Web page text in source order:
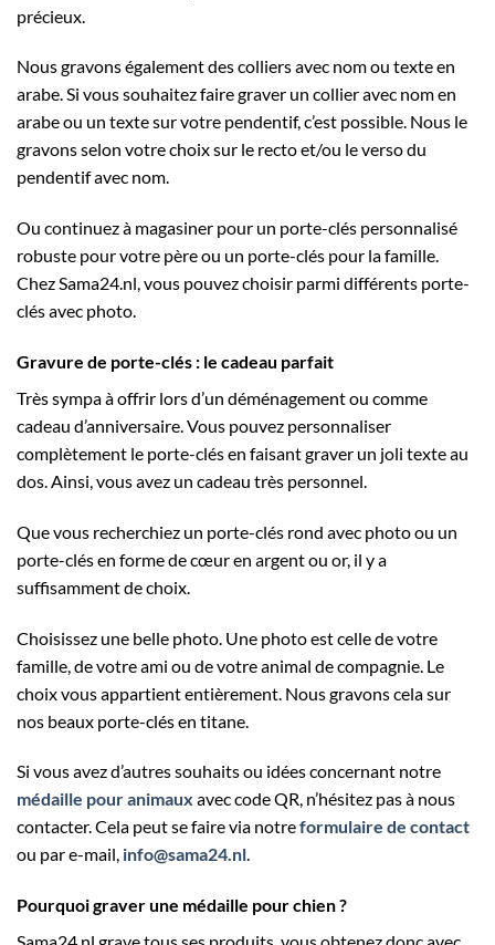
précieux.
Nous gravons également des colliers avec nom ou texte en
arabe. Si vous souhaitez faire graver un collier avec nom en
arabe ou un texte sur votre pendentif, c’est possible. Nous le
gravons selon votre choix sur le recto et/ou le verso du
pendentif avec nom.
Ou continuez à magasiner pour un porte-clés personnalisé
robuste pour votre père ou un porte-clés pour la famille.
Chez Sama24.nl, vous pouvez choisir parmi différents porte-
clés avec photo.
Gravure de porte-clés : le cadeau parfait
Très sympa à offrir lors d’un déménagement ou comme
cadeau d’anniversaire. Vous pouvez personnaliser
complètement le porte-clés en faisant graver un joli texte au
dos. Ainsi, vous avez un cadeau très personnel.
Que vous recherchiez un porte-clés rond avec photo ou un
porte-clés en forme de cœur en argent ou or, il y a
suffisamment de choix.
Choisissez une belle photo. Une photo est celle de votre
famille, de votre ami ou de votre animal de compagnie. Le
choix vous appartient entièrement. Nous gravons cela sur
nos beaux porte-clés en titane.
Si vous avez d’autres souhaits ou idées concernant notre
médaille pour animaux avec code QR, n’hésitez pas à nous
contacter. Cela peut se faire via notreformulaire de contact
ou par e-mail, info@sama24.nl.
Pourquoi graver une médaille pour chien ?